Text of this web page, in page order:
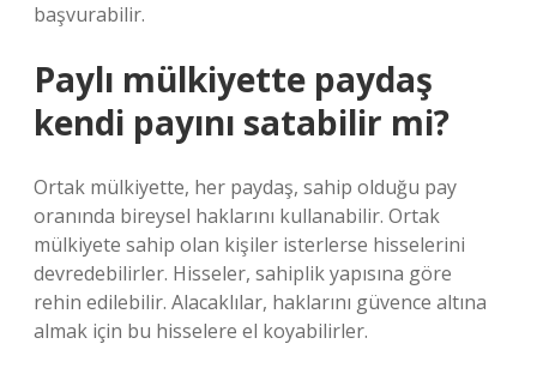
başvurabilir.
Paylı mülkiyette paydaş
kendi payını satabilir mi?
Ortak mülkiyette, her paydaş, sahip olduğu pay
oranında bireysel haklarını kullanabilir. Ortak
mülkiyete sahip olan kişiler isterlerse hisselerini
devredebilirler. Hisseler, sahiplik yapısına göre
rehin edilebilir. Alacaklılar, haklarını güvence altına
almak için bu hisselere el koyabilirler.